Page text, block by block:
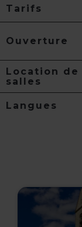
Tarifs
Ouverture
Location de
salles
Langues